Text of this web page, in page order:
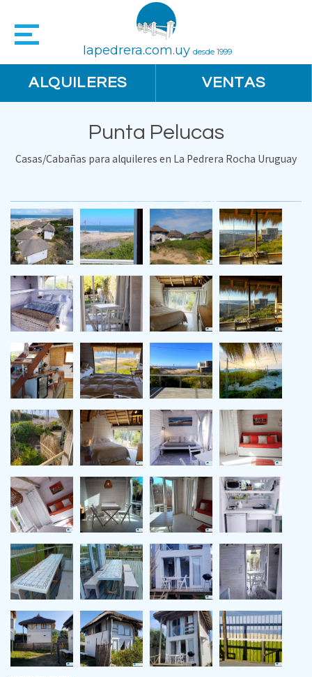
lapedrera.com.uy desde 1999
ALQUILERES VENTAS
Punta Pelucas
Casas/Cabañas para alquileres en La Pedrera Rocha Uruguay